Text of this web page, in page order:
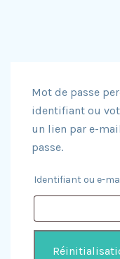
Mot de passe
identifiant ou
un lien par e-
passe.
Identifiant ou e-